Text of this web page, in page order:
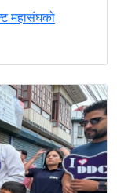
महासंघको